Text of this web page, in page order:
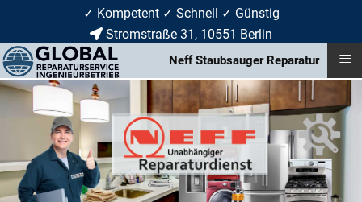
✓ Kompetent ✓ Schnell ✓ Günstig
Stromstraße 31, 10551 Berlin
Neff Staubsauger Reparatur ≡